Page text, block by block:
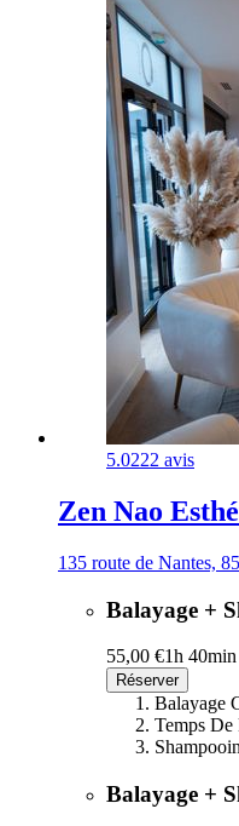
5.0222 avis
Zen Nao
135 route de Nantes,
Balayage +
55,00 €1h 40min
Réserver
Balayage
Temps De
Balayage +